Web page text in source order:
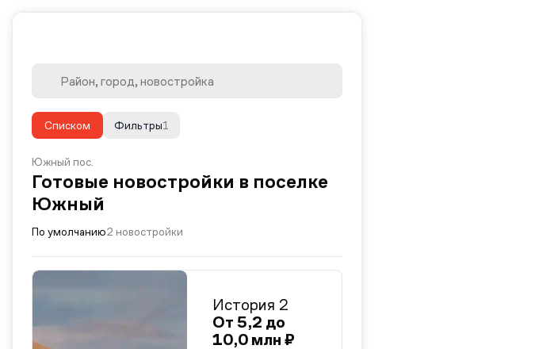
Списком 1
Фильтры
Южный пос.
Готовые новостройки в поселке
Южный
По умолчанию2 новостройки
История 2
От 5,2 до
10,0 млн ₽